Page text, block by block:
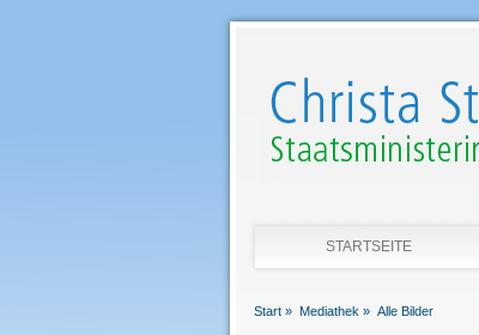
STARTSEITE
Start » Mediathek » Alle Bilder